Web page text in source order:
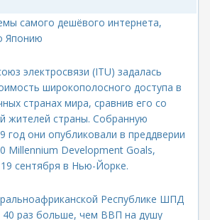
самого дешёвого интернета,
Японию
электросвязи (ITU) задалась
широкополосного доступа в
странах мира, сравнив его со
жителей страны. Собранную
год они опубликовали в преддверии
Millennium Development Goals,
сентября в Нью-Йорке.
Республике ШПД
40 раз больше, чем ВВП на душу